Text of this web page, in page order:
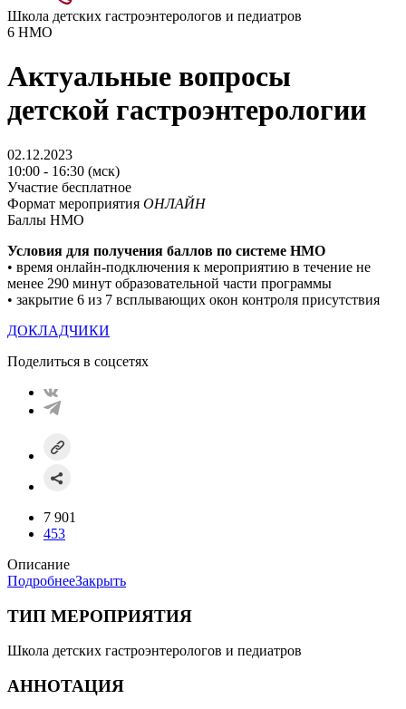
Школа детских гастроэнтерологов и педиатров
6 НМО
Актуальные вопросы
детской гастроэнтерологии
02.12.2023
10:00 - 16:30 (мск)
Участие бесплатное
Формат мероприятия ОНЛАЙН
Баллы НМО
Условия для получения баллов по системе НМO
• время онлайн-подключения к мероприятию в течение не
менее 290 минут образовательной части программы
• закрытие 6 из 7 всплывающих окон контроля присутствия
ДОКЛАДЧИКИ
Поделиться в соцсетях
7 901
453
Описание
ПодробнееЗакрыть
ТИП МЕРОПРИЯТИЯ
Школа детских гастроэнтерологов и педиатров
АННОТАЦИЯ